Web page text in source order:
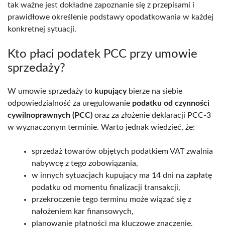
tak ważne jest dokładne zapoznanie się z przepisami i
prawidłowe określenie podstawy opodatkowania w każdej
konkretnej sytuacji.
Kto płaci podatek PCC przy umowie
sprzedaży?
W umowie sprzedaży to kupującybierze na siebie
odpowiedzialność za uregulowanie podatku od czynności
cywilnoprawnych (PCC) oraz za złożenie deklaracji PCC-3
w wyznaczonym terminie. Warto jednak wiedzieć, że:
sprzedaż towarów objętych podatkiem VAT zwalnia
nabywcę z tego zobowiązania,
w innych sytuacjach kupujący ma 14 dni na zapłatę
podatku od momentu finalizacji transakcji,
przekroczenie tego terminu może wiązać się z
nałożeniem kar finansowych,
planowanie płatności ma kluczowe znaczenie.